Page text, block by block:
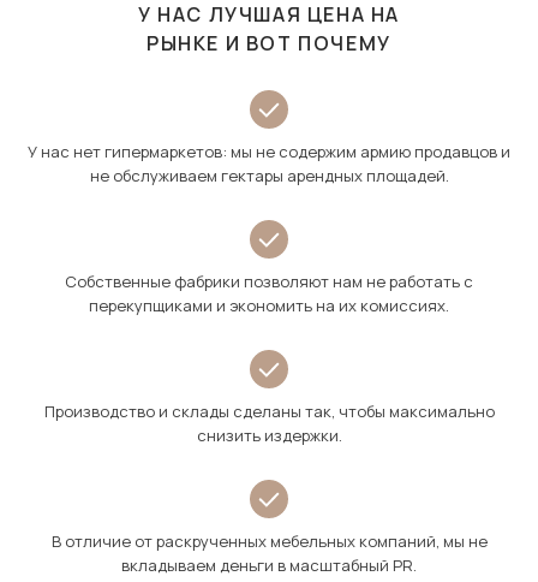
У НАС ЛУЧШАЯ ЦЕНА НА
РЫНКЕ И ВОТ ПОЧЕМУ
У нас нет гипермаркетов: мы не содержим армию продавцов и
не обслуживаем гектары арендных площадей.
Собственные фабрики позволяют нам не работать с
перекупщиками и экономить на их комиссиях.
Производство и склады сделаны так, чтобы максимально
снизить издержки.
В отличие от раскрученных мебельных компаний, мы не
вкладываем деньги в масштабный PR.